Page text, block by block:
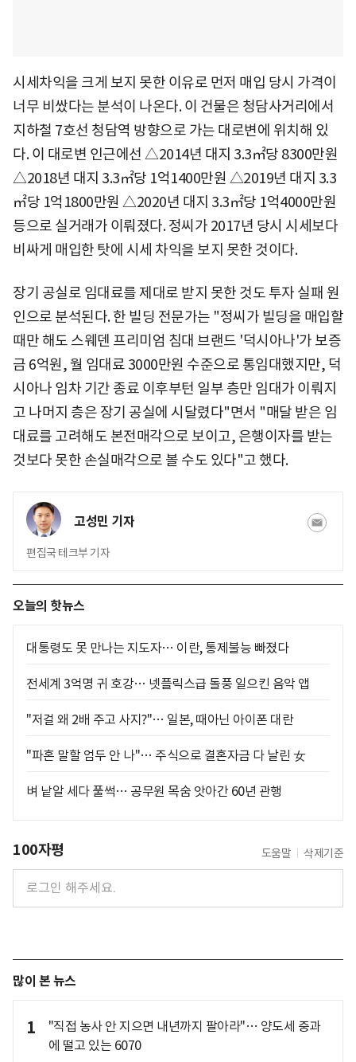
시세차익을 크게 보지 못한 이유로 먼저 매입 당시 가격이
너무 비쌌다는 분석이 나온다. 이 건물은 청담사거리에서
지하철 7호선 청담역 방향으로 가는 대로변에 위치해 있
다. 이 대로변 인근에선 △2014년 대지 3.3㎡당 8300만원
△2018년 대지 3.3㎡당 1억1400만원 △2019년 대지 3.3
㎡당 1억1800만원 △2020년 대지 3.3㎡당 1억4000만원
등으로 실거래가 이뤄졌다. 정씨가 2017년 당시 시세보다
비싸게 매입한 탓에 시세 차익을 보지 못한 것이다.
장기 공실로 임대료를 제대로 받지 못한 것도 투자 실패 원
인으로 분석된다. 한 빌딩 전문가는 "정씨가 빌딩을 매입할
때만 해도 스웨덴 프리미엄 침대 브랜드 '덕시아나'가 보증
금 6억원, 월 임대료 3000만원 수준으로 통임대했지만, 덕
시아나 임차 기간 종료 이후부턴 일부 층만 임대가 이뤄지
고 나머지 층은 장기 공실에 시달렸다"면서 "매달 받은 임
대료를 고려해도 본전매각으로 보이고, 은행이자를 받는
것보다 못한 손실매각으로 볼 수도 있다"고 했다.
고성민 기자
편집국 테크부 기자
오늘의 핫뉴스
대통령도 못 만나는 지도자… 이란, 통제불능 빠졌다
전세계 3억명 귀 호강… 넷플릭스급 돌풍 일으킨 음악 앱
"저걸 왜 2배 주고 사지?"… 일본, 때아닌 아이폰 대란
"파혼 말할 엄두 안 나"… 주식으로 결혼자금 다 날린 女
벼 낱알 세다 풀썩… 공무원 목숨 앗아간 60년 관행
100자평 도움말 삭제기준
많이 본 뉴스
1
"직접 농사 안 지으면 내년까지 팔아라"… 양도세 중과
에 떨고 있는 6070